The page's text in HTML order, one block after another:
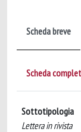
Scheda breve
Scheda
Sottotipologia
Lettera in rivista